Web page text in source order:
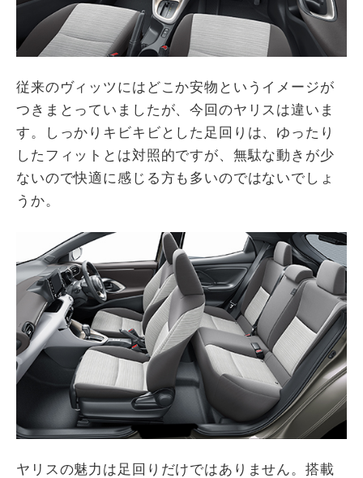
従来のヴィッツにはどこか安物というイメージが
つきまとっていましたが、今回のヤリスは違いま
す。しっかりキビキビとした足回りは、ゆったり
したフィットとは対照的ですが、無駄な動きが少
ないので快適に感じる方も多いのではないでしょ
うか。
ヤリスの魅力は足回りだけではありません。搭載